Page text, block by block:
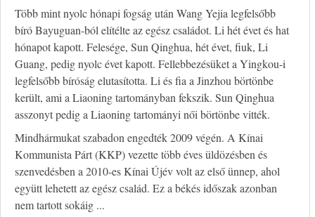
Több mint nyolc hónapi fogság után Wang Yejia legfelsőbb
bíró Bayuguan-ból elítélte az egész családot. Li hét évet és hat
hónapot kapott. Felesége, Sun Qinghua, hét évet, fiuk, Li
Guang, pedig nyolc évet kapott. Fellebbezésüket a Yingkou-i
legfelsőbb bíróság elutasította. Li és fia a Jinzhou börtönbe
került, ami a Liaoning tartományban fekszik. Sun Qinghua
asszonyt pedig a Liaoning tartományi női börtönbe vitték.
Mindhármukat szabadon engedték 2009 végén. A Kínai
Kommunista Párt (KKP) vezette több éves üldözésben és
szenvedésben a 2010-es Kínai Újév volt az első ünnep, ahol
együtt lehetett az egész család. Ez a békés időszak azonban
nem tartott sokáig ...